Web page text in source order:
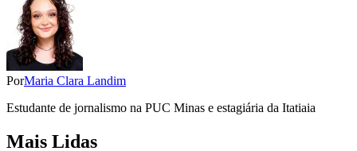
PorMaria Clara Landim
Estudante de jornalismo na PUC Minas e estagiária da Itatiaia
Mais Lidas